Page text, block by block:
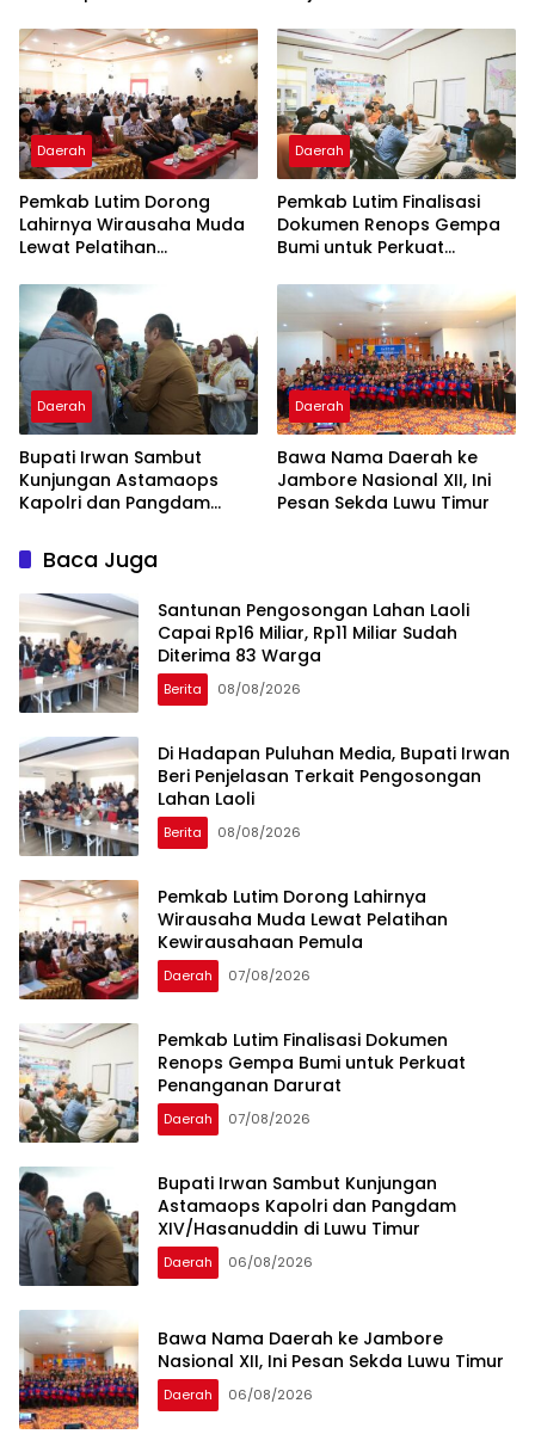
Daerah
Pemkab Lutim Dorong
Lahirnya Wirausaha Muda
Lewat Pelatihan
Daerah
Pemkab Lutim Finalisasi
Dokumen Renops Gempa
Bumi untuk Perkuat
Daerah
Bupati Irwan Sambut
Kunjungan Astamaops
Kapolri dan Pangdam
Timur
Daerah
Bawa Nama Daerah ke
Jambore Nasional XII, Ini
Pesan Sekda Luwu Timur
Baca Juga
Santunan Pengosongan Lahan Laoli
Capai Rp16 Miliar, Rp11 Miliar Sudah
Diterima 83 Warga
Berita 08/08/2026
Di Hadapan Puluhan Media, Bupati Irwan
Beri Penjelasan Terkait Pengosongan
Lahan Laoli
Berita 08/08/2026
Pemkab Lutim Dorong Lahirnya
Wirausaha Muda Lewat Pelatihan
Kewirausahaan Pemula
Daerah 07/08/2026
Pemkab Lutim Finalisasi Dokumen
Renops Gempa Bumi untuk Perkuat
Penanganan Darurat
Daerah 07/08/2026
Bupati Irwan Sambut Kunjungan
Astamaops Kapolri dan Pangdam
XIV/Hasanuddin di Luwu Timur
Daerah 06/08/2026
Bawa Nama Daerah ke Jambore
Nasional XII, Ini Pesan Sekda Luwu Timur
Daerah 06/08/2026